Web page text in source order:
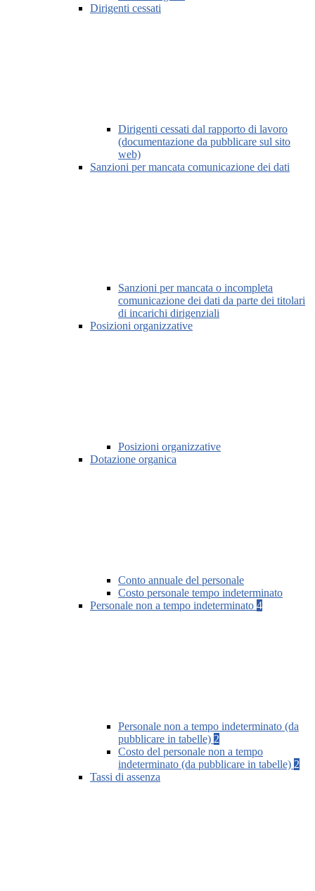
Dirigenti cessati
Dirigenti cessati dal rapporto di lavoro
(documentazione da pubblicare sul sito
web)
Sanzioni per mancata comunicazione dei dati
Sanzioni per mancata o incompleta
comunicazione dei dati da parte dei titolari
di incarichi dirigenziali
Posizioni organizzative
Posizioni organizzative
Dotazione organica
Conto annuale del personale
Costo personale tempo indeterminato
Personale non a tempo indeterminato 4
Personale non a tempo indeterminato (da
pubblicare in tabelle) 2
Costo del personale non a tempo
indeterminato (da pubblicare in tabelle) 2
Tassi di assenza